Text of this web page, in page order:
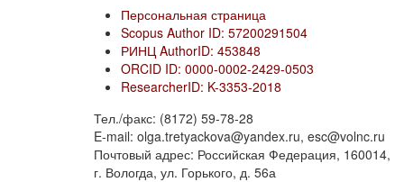
Персональная страница
Scopus Author ID: 57200291504
РИНЦ AuthorID: 453848
ORCID ID: 0000-0002-2429-0503
ResearcherID: K-3353-2018
Тел./факс: (8172) 59-78-28
E-mail: olga.tretyackova@yandex.ru, esc@volnc.ru
Почтовый адрес: Российская Федерация, 160014,
г. Вологда, ул. Горького, д. 56а